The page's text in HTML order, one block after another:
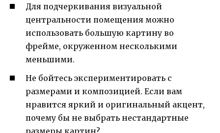
Для подчеркивания визуальной
центральности помещения можно
использовать большую картину во
фрейме, окруженном несколькими
меньшими.
Не бойтесь экспериментировать с
размерами и композицией. Если вам
нравится яркий и оригинальный акцент,
почему бы не выбрать нестандартные